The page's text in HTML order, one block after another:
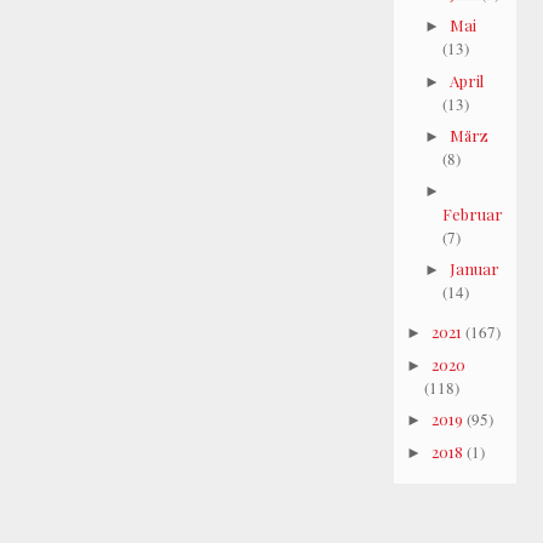
► Mai
(13)
► April
(13)
► März
(8)
►
Februar
(7)
► Januar
(14)
► 2021 (167)
► 2020
(118)
► 2019 (95)
► 2018 (1)